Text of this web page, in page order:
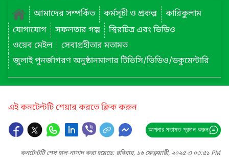
আমাদের সম্পর্কিত
কর্মসূচী ও প্রকল্প
কারিকুলাম
যোগাযোগ
সফলতার গল্প
স্থিরচিত্র এবং ভিডিও
ওয়েব মেইল
সেবাগ্রহীতার মতামত
জুলাই পুনর্জাগরণ অনুষ্ঠানমালার টিভিসি/ভিডিও/ডকুমেন্টারি
এই কনটেন্টটি শেয়ার করতে ক্লিক করুন
আপনার মতামত প্রদান করুন
কনটেন্টটি শেষ হাল-নাগাদ করা হয়েছে: রবিবার, ১৬ ফেব্রুয়ারী, ২০২৫ এ ০৩:৫১ PM